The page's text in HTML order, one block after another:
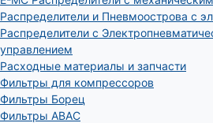
Распределители и Пневмоострова с
Распределители с
управлением
Расходные материалы и запчасти
Фильтры для компрессоров
Фильтры Борец
Фильтры ABAC